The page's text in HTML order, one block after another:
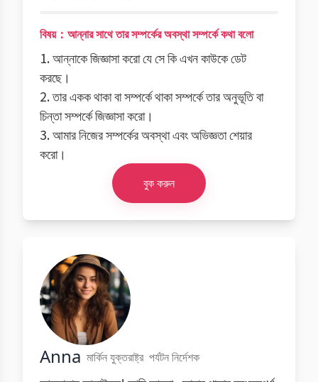
বিষয়：আন্নার সাথে তার সম্পর্কের অবস্থা সম্পর্কে কথা বলো
1. আন্নাকে জিজ্ঞাসা করো যে সে কি এখন কাউকে ডেট
করছে।
2. তার একক থাকা বা সম্পর্কে থাকা সম্পর্কে তার অনুভূতি বা
চিন্তা সম্পর্কে জিজ্ঞাসা করো।
3. আমার নিজের সম্পর্কের অবস্থা এবং অভিজ্ঞতা শেয়ার
করো।
বুক করুন
Anna মার্কিন যুক্তরাষ্ট্র পর্যটন নির্দেশক